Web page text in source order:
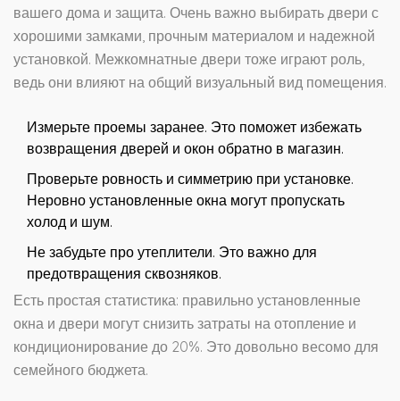
вашего дома и защита. Очень важно выбирать двери с
хорошими замками, прочным материалом и надежной
установкой. Межкомнатные двери тоже играют роль,
ведь они влияют на общий визуальный вид помещения.
Измерьте проемы заранее. Это поможет избежать
возвращения дверей и окон обратно в магазин.
Проверьте ровность и симметрию при установке.
Неровно установленные окна могут пропускать
холод и шум.
Не забудьте про утеплители. Это важно для
предотвращения сквозняков.
Есть простая статистика: правильно установленные
окна и двери могут снизить затраты на отопление и
кондиционирование до 20%. Это довольно весомо для
семейного бюджета.